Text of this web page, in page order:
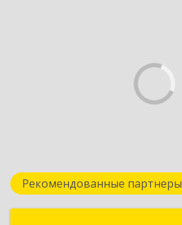
Рекомендованные партнеры